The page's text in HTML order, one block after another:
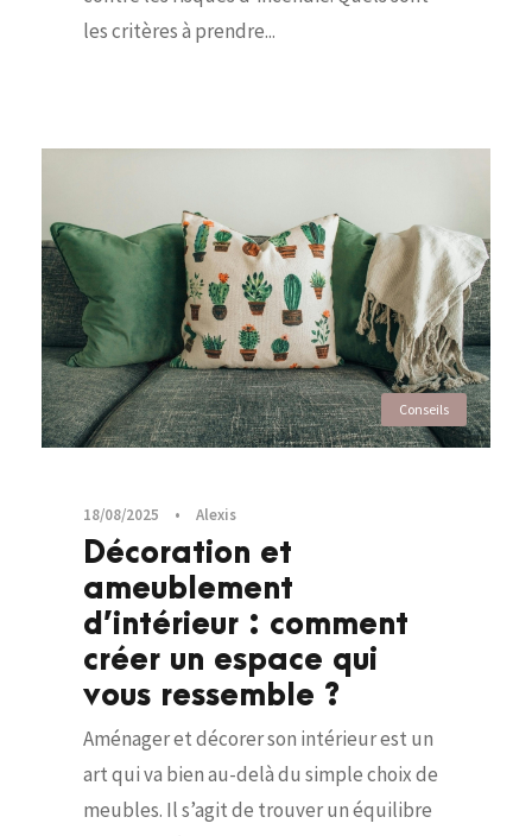
les critères à prendre...
Conseils
18/08/2025 • Alexis
Décoration et
ameublement
d’intérieur : comment
créer un espace qui
vous ressemble ?
Aménager et décorer son intérieur est un
art qui va bien au-delà du simple choix de
meubles. Il s’agit de trouver un équilibre